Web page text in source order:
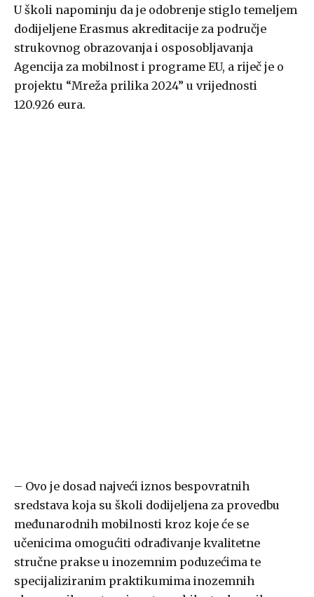
U školi napominju da je odobrenje stiglo temeljem
dodijeljene Erasmus akreditacije za područje
strukovnog obrazovanja i osposobljavanja
Agencija za mobilnost i programe EU, a riječ je o
projektu “Mreža prilika 2024” u vrijednosti
120.926 eura.
– Ovo je dosad najveći iznos bespovratnih
sredstava koja su školi dodijeljena za provedbu
međunarodnih mobilnosti kroz koje će se
učenicima omogućiti odrađivanje kvalitetne
stručne prakse u inozemnim poduzećima te
specijaliziranim praktikumima inozemnih